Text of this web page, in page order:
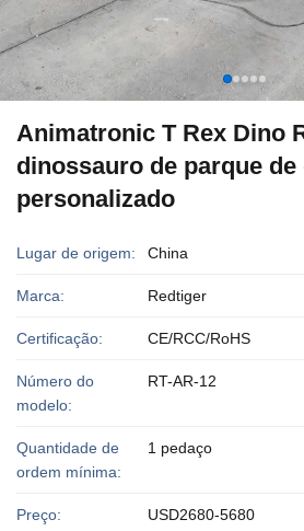
Animatronic T Rex Dino
dinossauro de parque
personalizado
Lugar de origem: China
Marca: Redtiger
Certificação: CE/RCC/RoHS
Número do
modelo:
RT-AR-12
Quantidade de
ordem mínima:
1 pedaço
Preço: USD2680-5680